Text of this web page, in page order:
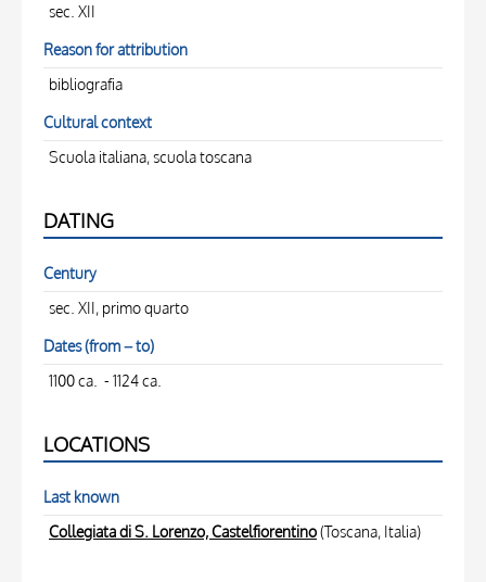
sec. XII
Reason for attribution
bibliografia
Cultural context
Scuola italiana, scuola toscana
DATING
Century
sec. XII, primo quarto
Dates (from – to)
1100 ca. - 1124 ca.
LOCATIONS
Last known
Collegiata di S. Lorenzo, Castelfiorentino(Toscana, Italia)